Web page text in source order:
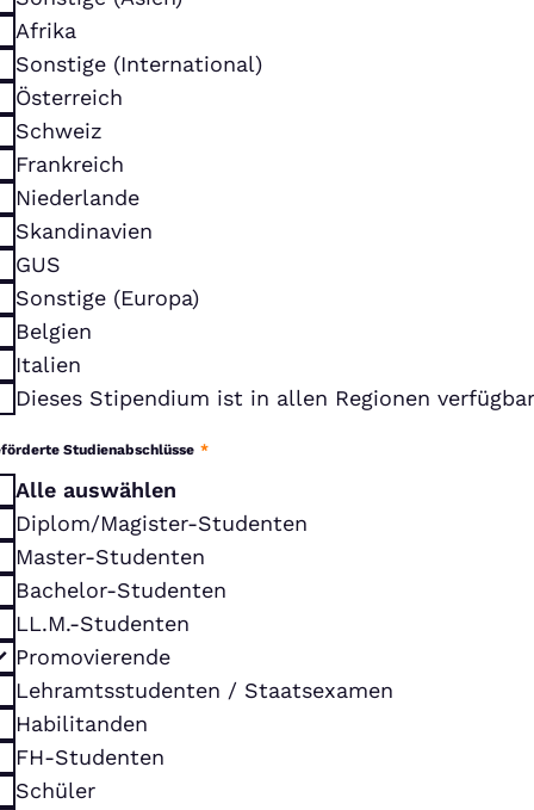
Afrika
Sonstige (International)
Österreich
Schweiz
Frankreich
Niederlande
Skandinavien
GUS
Sonstige (Europa)
Belgien
Italien
Dieses Stipendium ist in allen Regionen
Studienabschlüsse *
Alle auswählen
Diplom/Magister-Studenten
Master-Studenten
Bachelor-Studenten
LL.M.-Studenten
Promovierende
Lehramtsstudenten / Staatsexamen
Habilitanden
FH-Studenten
Schüler